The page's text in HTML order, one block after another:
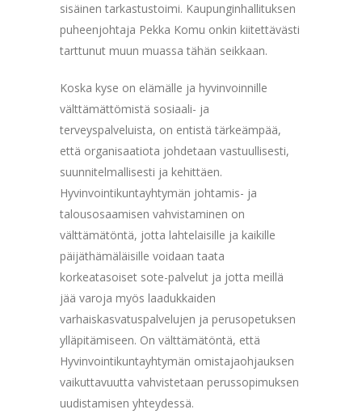
sisäinen tarkastustoimi. Kaupunginhallituksen
puheenjohtaja Pekka Komu onkin kiitettävästi
tarttunut muun muassa tähän seikkaan.
Koska kyse on elämälle ja hyvinvoinnille
välttämättömistä sosiaali- ja
terveyspalveluista, on entistä tärkeämpää,
että organisaatiota johdetaan vastuullisesti,
suunnitelmallisesti ja kehittäen.
Hyvinvointikuntayhtymän johtamis- ja
talousosaamisen vahvistaminen on
välttämätöntä, jotta lahtelaisille ja kaikille
päijäthämäläisille voidaan taata
korkeatasoiset sote-palvelut ja jotta meillä
jää varoja myös laadukkaiden
varhaiskasvatuspalvelujen ja perusopetuksen
ylläpitämiseen. On välttämätöntä, että
Hyvinvointikuntayhtymän omistajaohjauksen
vaikuttavuutta vahvistetaan perussopimuksen
uudistamisen yhteydessä.